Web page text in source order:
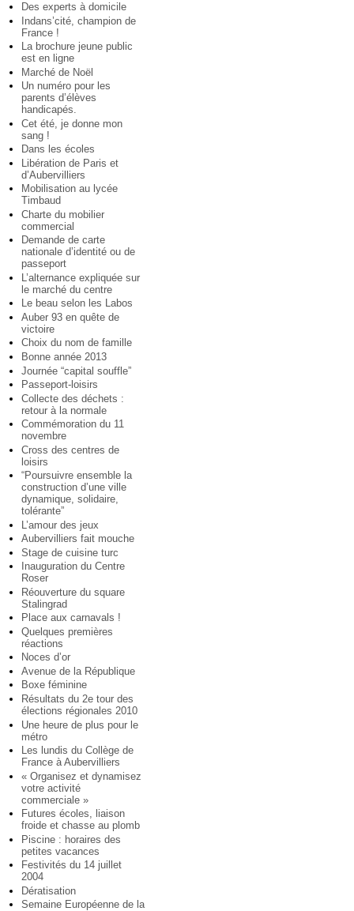
Des experts à domicile
Indans’cité, champion de
France !
La brochure jeune public
est en ligne
Marché de Noël
Un numéro pour les
parents d’élèves
handicapés.
Cet été, je donne mon
sang !
Dans les écoles
Libération de Paris et
d’Aubervilliers
Mobilisation au lycée
Timbaud
Charte du mobilier
commercial
Demande de carte
nationale d’identité ou de
passeport
L’alternance expliquée sur
le marché du centre
Le beau selon les Labos
Auber 93 en quête de
victoire
Choix du nom de famille
Bonne année 2013
Journée “capital souffle”
Passeport-loisirs
Collecte des déchets :
retour à la normale
Commémoration du 11
novembre
Cross des centres de
loisirs
“Poursuivre ensemble la
construction d’une ville
dynamique, solidaire,
tolérante”
L’amour des jeux
Aubervilliers fait mouche
Stage de cuisine turc
Inauguration du Centre
Roser
Réouverture du square
Stalingrad
Place aux carnavals !
Quelques premières
réactions
Noces d’or
Avenue de la République
Boxe féminine
Résultats du 2e tour des
élections régionales 2010
Une heure de plus pour le
métro
Les lundis du Collège de
France à Aubervilliers
« Organisez et dynamisez
votre activité
commerciale »
Futures écoles, liaison
froide et chasse au plomb
Piscine : horaires des
petites vacances
Festivités du 14 juillet
2004
Dératisation
Semaine Européenne de la